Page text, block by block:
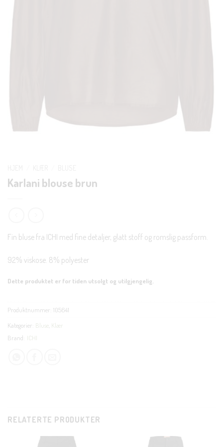
Karlani blouse brun
Fin bluse fra ICHI med fine detaljer, glatt stoff og romslig passform.
92% viskose. 8% polyester
Dette produktet er for tiden utsolgt og utilgjengelig.
Produktnummer: 105641
Kategorier: Bluse Klær
Brand: ICHI
RELATERTE PRODUKTER